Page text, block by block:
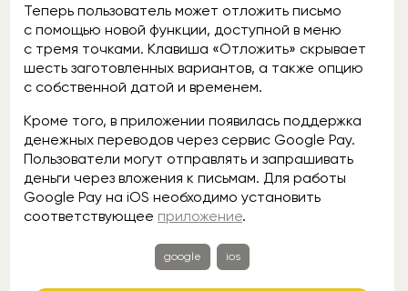
Теперь пользователь может отложить письмо
с помощью новой функции, доступной в меню
с тремя точками. Клавиша «Отложить» скрывает
шесть заготовленных вариантов, а также опцию
с собственной датой и временем.
Кроме того, в приложении появилась поддержка
денежных переводов через сервис Google Pay.
Пользователи могут отправлять и запрашивать
деньги через вложения к письмам. Для работы
Google Pay на iOS необходимо установить
соответствующее приложение.
google ios